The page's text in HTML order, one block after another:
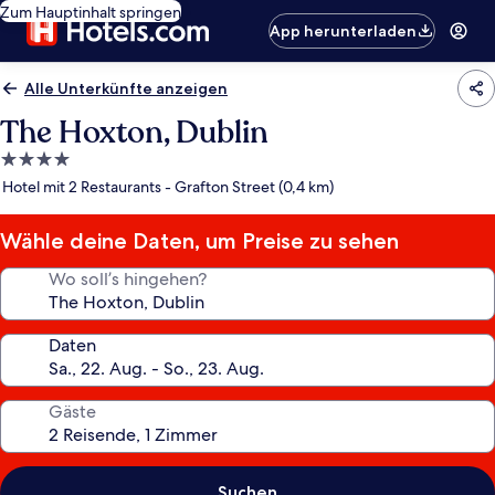
Zum Hauptinhalt springen
App herunterladen
Alle Unterkünfte anzeigen
The Hoxton, Dublin
4.0-
Sterne-
Hotel mit 2 Restaurants - Grafton Street (0,4 km)
Wähle deine Daten, um Preise zu sehen
Wo soll’s hingehen?
Daten
Gäste